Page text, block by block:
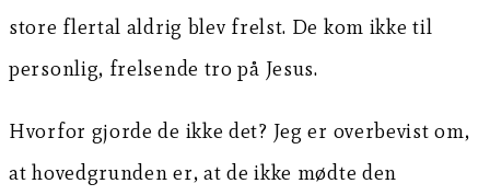
store flertal aldrig blev frelst. De kom ikke til
personlig, frelsende tro på Jesus.
Hvorfor gjorde de ikke det? Jeg er overbevist om,
at hovedgrunden er, at de ikke mødte den